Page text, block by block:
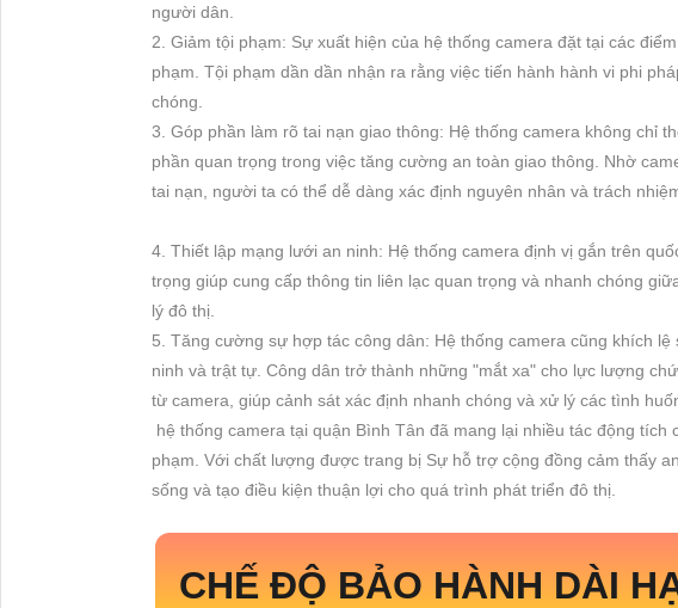
người dân.
2. Giảm tội phạm: Sự xuất hiện của hệ thống camera đặt tại các
phạm. Tội phạm dần dần nhận ra rằng việc tiến hành hành vi phi
chóng.
3. Góp phần làm rõ tai nạn giao thông: Hệ thống camera không chỉ
phần quan trọng trong việc tăng cường an toàn giao thông. Nhờ
tai nạn, người ta có thể dễ dàng xác định nguyên nhân và trách
4. Thiết lập mạng lưới an ninh: Hệ thống camera định vị gắn trên
trọng giúp cung cấp thông tin liên lạc quan trọng và nhanh chóng
lý đô thị.
5. Tăng cường sự hợp tác công dân: Hệ thống camera cũng khích
ninh và trật tự. Công dân trở thành những "mắt xa" cho lực lượng
từ camera, giúp cảnh sát xác định nhanh chóng và xử lý các tình
hệ thống camera tại quận Bình Tân đã mang lại nhiều tác động
phạm. Với chất lượng được trang bị Sự hỗ trợ cộng đồng cảm thấy
sống và tạo điều kiện thuận lợi cho quá trình phát triển đô thị.
CHẾ ĐỘ BẢO HÀNH DÀI